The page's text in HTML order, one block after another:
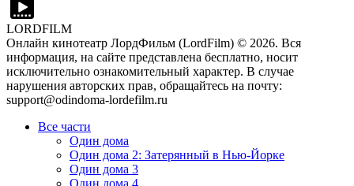
LORDFILM
Онлайн кинотеатр ЛордФильм (LordFilm) © 2026. Вся
информация, на сайте представлена бесплатно, носит
исключительно ознакомительный характер. В случае
нарушения авторских прав, обращайтесь на почту:
support@odindoma-lordefilm.ru
Все части
Один дома
Один дома 2: Затерянный в Нью-Йорке
Один дома 3
Один дома 4